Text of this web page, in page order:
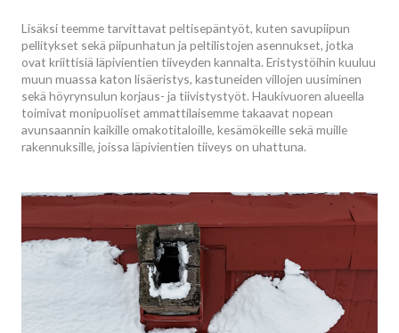
Lisäksi teemme tarvittavat peltisepäntyöt, kuten savupiipun
pellitykset sekä piipunhatun ja peltilistojen asennukset, jotka
ovat kriittisiä läpivientien tiiveyden kannalta. Eristystöihin kuuluu
muun muassa katon lisäeristys, kastuneiden villojen uusiminen
sekä höyrynsulun korjaus- ja tiivistystyöt. Haukivuoren alueella
toimivat monipuoliset ammattilaisemme takaavat nopean
avunsaannin kaikille omakotitaloille, kesämökeille sekä muille
rakennuksille, joissa läpivientien tiiveys on uhattuna.